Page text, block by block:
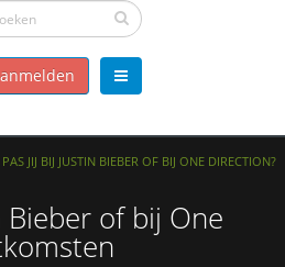
PAS JIJ BIJ JUSTIN BIEBER OF BIJ ONE DIRECTION?
Bieber of bij One